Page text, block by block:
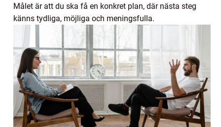
Målet är att du ska få en konkret plan, där nästa steg
känns tydliga, möjliga och meningsfulla.